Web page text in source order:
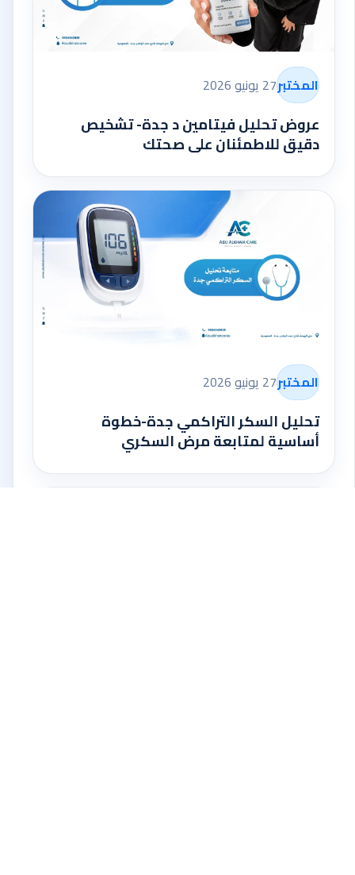
المختبر27 يونيو 2026
عروض تحليل فيتامين د جدة- تشخيص
دقيق للاطمئنان على صحتك
المختبر27 يونيو 2026
تحليل السكر التراكمي جدة-خطوة
أساسية لمتابعة مرض السكري